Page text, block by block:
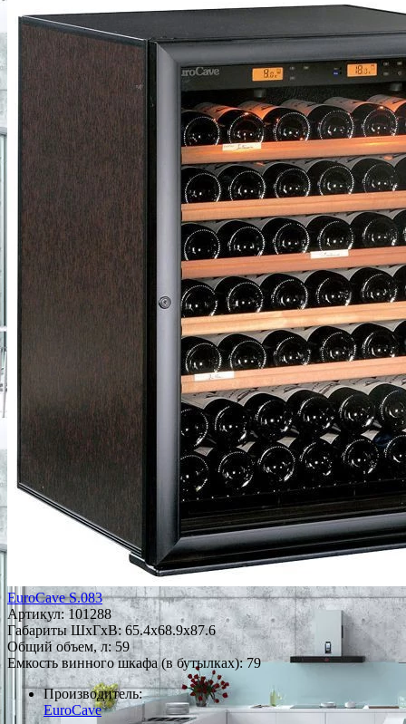
EuroCave S.083
Артикул: 101288
Габариты ШxГxВ: 65.4x68.9x87.6
Общий объем, л: 59
Емкость винного шкафа (в бутылках): 79
Производитель:
EuroCave